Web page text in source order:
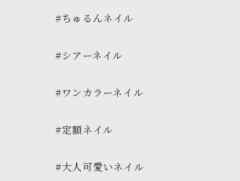
#ちゅるんネイル
#シアーネイル
#ワンカラーネイル
#定額ネイル
#大人可愛いネイル